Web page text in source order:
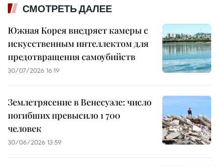
СМОТРЕТЬ ДАЛЕЕ
Южная Корея внедряет камеры с
искусственным интеллектом для
предотвращения самоубийств
30/07/2026 16:19
Землетрясение в Венесуэле: число
погибших превысило 1 700
человек
30/06/2026 13:59